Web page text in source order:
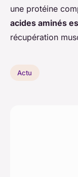
une protéine
acides aminés
récupération
Actu